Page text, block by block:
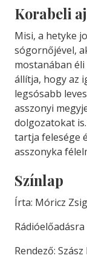
Korabeli
Misi, a hetyke
sógornőjével,
mostanában éli
állítja, hogy az
legsósabb
asszonyi
dolgozatokat
tartja felesége
asszonyka
Színlap
Írta: Móricz
Rendező: